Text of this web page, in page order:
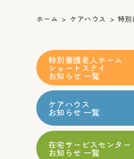
ホーム ケアハウス 特
特別養護老人ホーム
ショートステイ
お知らせ 一覧
ケアハウス
お知らせ 一覧
在宅サービスセンター
お知らせ 一覧